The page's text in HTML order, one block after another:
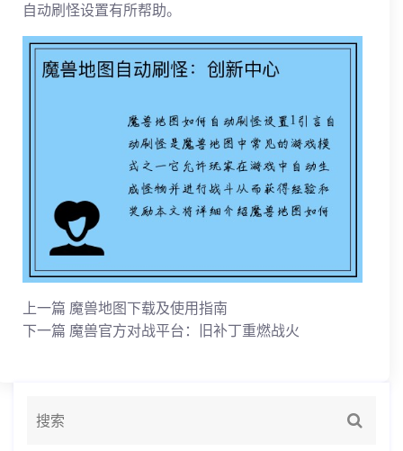
自动刷怪设置有所帮助。
上一篇 魔兽地图下载及使用指南
下一篇 魔兽官方对战平台：旧补丁重燃战火